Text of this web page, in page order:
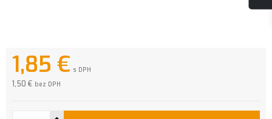
1,85 € s DPH
1,50 € bez DPH